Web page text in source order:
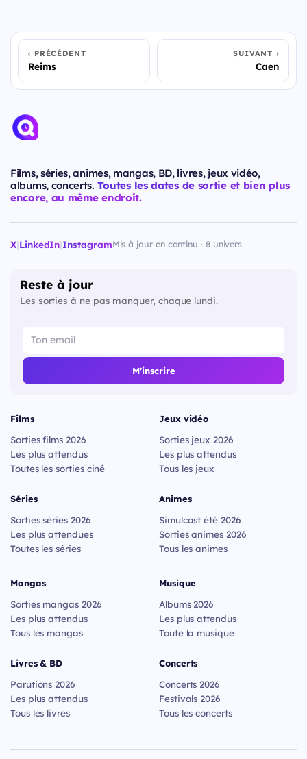
PRÉCÉDENT
Reims
SUIVANT
Caen
Films, séries, animes, mangas, BD, livres, jeux vidéo,
albums, concerts. Toutes les dates de sortie et bien plus
encore, au même endroit.
X|LinkedIn|InstagramMis à jour en continu · 8 univers
Reste à jour
Les sorties à ne pas manquer, chaque lundi.
M'inscrire
Films
Sorties films 2026
Les plus attendus
Toutes les sorties ciné
Séries
Sorties séries 2026
Les plus attendues
Toutes les séries
Jeux vidéo
Sorties jeux 2026
Les plus attendus
Tous les jeux
Animes
Simulcast été 2026
Sorties animes 2026
Tous les animes
Mangas
Sorties mangas 2026
Les plus attendus
Tous les mangas
Livres & BD
Parutions 2026
Les plus attendus
Tous les livres
Musique
Albums 2026
Les plus attendus
Toute la musique
Concerts
Concerts 2026
Festivals 2026
Tous les concerts